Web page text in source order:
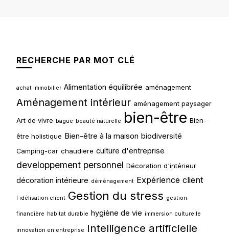
RECHERCHE PAR MOT CLÉ
achat immobilier Alimentation équilibrée aménagement
Aménagement intérieur aménagement paysager
Art de vivre bague beauté naturelle bien-être Bien-
être holistique Bien-être à la maison biodiversité
Camping-car chaudiere culture d'entreprise
developpement personnel Décoration d'intérieur
décoration intérieure déménagement Expérience client
Fidélisation client Gestion du stress gestion
financière habitat durable hygiène de vie immersion culturelle
innovation en entreprise Intelligence artificielle